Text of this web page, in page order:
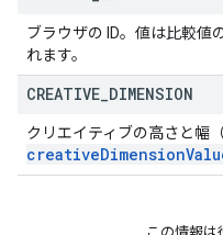
ブラウザの ID。値は比較値
れます。
CREATIVE DIMENSION
クリエイティブの高さと幅
creativeDimension